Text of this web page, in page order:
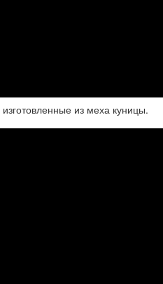
из меха куницы.